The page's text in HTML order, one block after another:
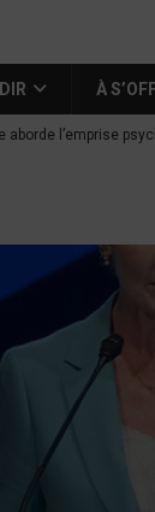
À
aborde l’emprise
Thierry dévoilent
qu’aux autres
de Nice au cœur
italiennes
Lafayette » revient
de la rentrée